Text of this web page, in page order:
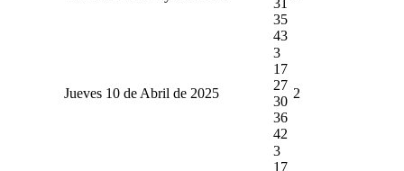
35
43
Jueves 10 de Abril de 2025
3
17
27
30
36
42
2
3
17